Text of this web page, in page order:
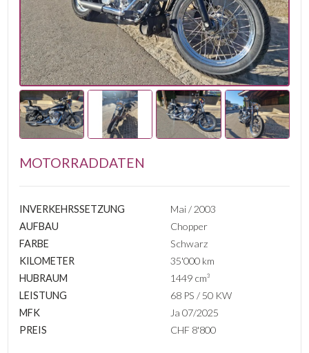
MOTORRADDATEN
INVERKEHRSSETZUNG
Mai / 2003
AUFBAU
Chopper
FARBE
Schwarz
KILOMETER
35'000 km
HUBRAUM
1449 cm³
LEISTUNG
68 PS / 50 KW
MFK
Ja 07/2025
PREIS
CHF 8'800